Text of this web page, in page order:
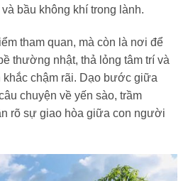
bầu không khí trong lành.
tham quan, mà còn là nơi để
thường nhật, thả lỏng tâm trí và
chậm rãi. Dạo bước giữa
chuyện về yến sào, trầm
rõ sự giao hòa giữa con người